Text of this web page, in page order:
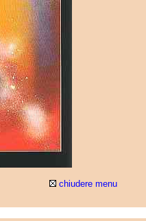
chiudere menu